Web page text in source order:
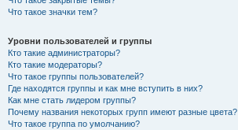
Что такое значки тем?
Уровни пользователей и группы
Кто такие администраторы?
Кто такие модераторы?
Что такое группы пользователей?
Где находятся группы и как мне вступить в них?
Как мне стать лидером группы?
Почему названия некоторых групп имеют разные цвета?
Что такое группа по умолчанию?